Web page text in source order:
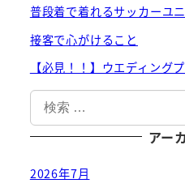
普段着で着れるサッカーユ
接客で心がけること
【必見！！】ウエディング
検
索
アー
2026年7月